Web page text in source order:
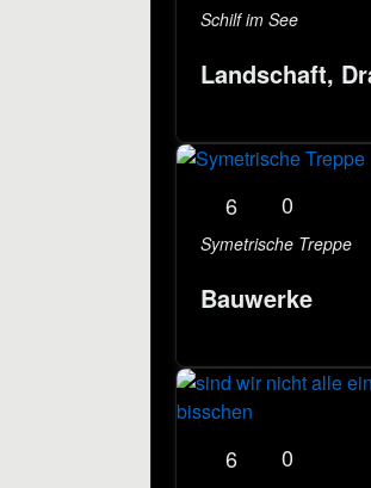
Schilf im See
6 0
Symetrische Treppe
Bauwerke
6 0